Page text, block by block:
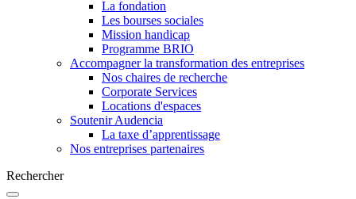
La fondation
Les bourses sociales
Mission handicap
Programme BRIO
Accompagner la transformation des entreprises
Nos chaires de recherche
Corporate Services
Locations d'espaces
Soutenir Audencia
La taxe d’apprentissage
Nos entreprises partenaires
Rechercher